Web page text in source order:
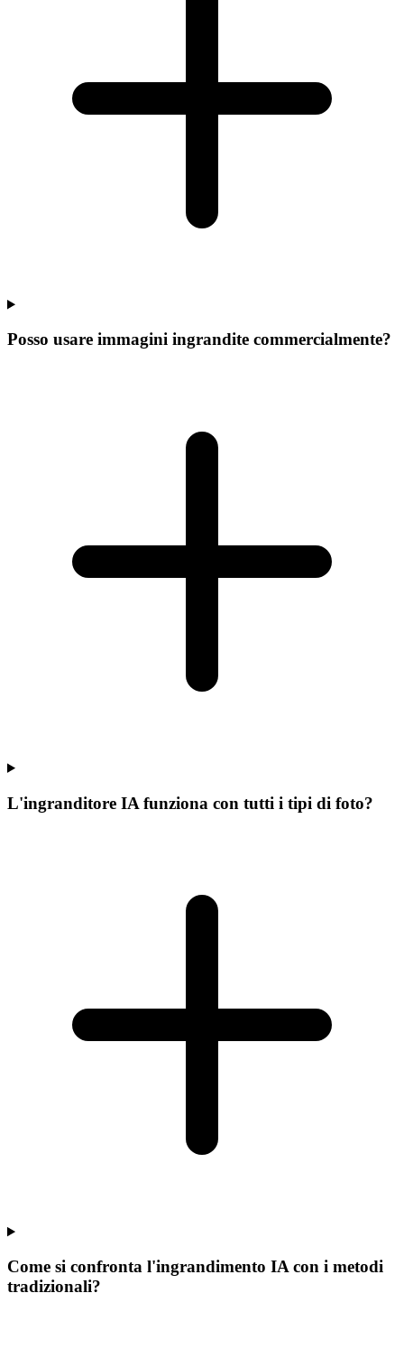
Posso usare immagini ingrandite commercialmente?
L'ingranditore IA funziona con tutti i tipi di foto?
Come si confronta l'ingrandimento IA con i metodi
tradizionali?